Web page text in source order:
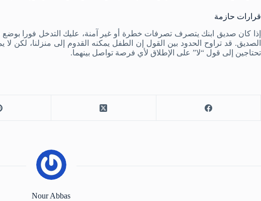
قرارات حازمة
إذا كان صديق ابنك يتصرف تصرفات خطرة أو غير آمنة، عليك التدخل فورا
الصديق. قد تراوح الحدود بين القول إن الطفل يمكنه القدوم إلى منزلنا، لكن
تحتاجين إلى قول “لا” على الإطلاق لأي فرصة تواصل بينهما.
Nour Abbas